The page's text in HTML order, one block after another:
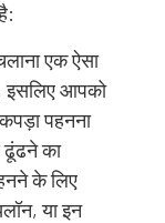
एक ऐसा
आपको
पहनना
का
के लिए
या इन